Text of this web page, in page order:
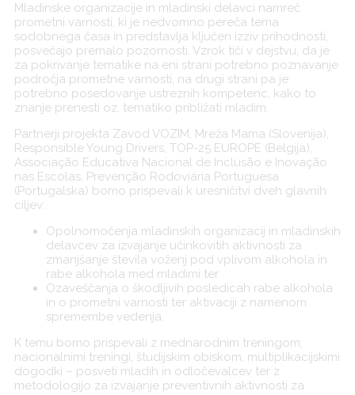
Mladinske organizacije in mladinski delavci namreč
prometni varnosti, ki je nedvomno pereča tema
sodobnega časa in predstavlja ključen izziv prihodnosti,
posvečajo premalo pozornosti. Vzrok tiči v dejstvu, da je
za pokrivanje tematike na eni strani potrebno poznavanje
področja prometne varnosti, na drugi strani pa je
potrebno posedovanje ustreznih kompetenc, kako to
znanje prenesti oz. tematiko približati mladim.
Partnerji projekta Zavod VOZIM, Mreža Mama (Slovenija),
Responsible Young Drivers, TOP-25 EUROPE (Belgija),
Associação Educativa Nacional de Inclusão e Inovação
nas Escolas, Prevenção Rodoviária Portuguesa
(Portugalska) bomo prispevali k uresničitvi dveh glavnih
ciljev:
Opolnomočenja mladinskih organizacij in mladinskih
delavcev za izvajanje učinkovitih aktivnosti za
zmanjšanje števila voženj pod vplivom alkohola in
rabe alkohola med mladimi ter
Ozaveščanja o škodljivih posledicah rabe alkohola
in o prometni varnosti ter aktivaciji z namenom
spremembe vedenja.
K temu bomo prispevali z mednarodnim treningom,
nacionalnimi treningi, študijskim obiskom, multiplikacijskimi
dogodki – posveti mladih in odločevalcev ter z
metodologijo za izvajanje preventivnih aktivnosti za